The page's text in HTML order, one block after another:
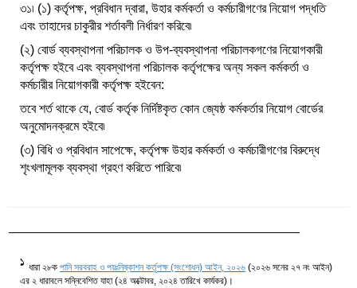
৩১৷ (১) কর্তৃপক্ষ, প্রবিধান দ্বারা, উহার কর্মকর্তা ও কর্মচারীগণের নিয়োগ পদ্ধতি
এবং তাহাদের চাকুরীর শর্তাবলী নির্ধারণ করিবে৷
(২) বোর্ড ব্যবস্থাপনা পরিচালক ও উপ-ব্যবস্থাপনা পরিচালকগণের নিয়োগকারী
কর্তৃপক্ষ হইবে এবং ব্যবস্থাপনা পরিচালক কর্তৃপক্ষের অন্য সকল কর্মকর্তা ও
কর্মচারীর নিয়োগকারী কর্তৃপক্ষ হইবেন:
তবে শর্ত থাকে যে, বোর্ড কর্তৃক নির্দিষ্টকৃত কোন জ্যেষ্ঠ কর্মকর্তার নিয়োগ বোর্ডের
অনুমোদনক্রমে হইবে৷
(৩) বিধি ও প্রবিধান সাপেক্ষে, কর্তৃপক্ষ উহার কর্মকর্তা ও কর্মচারীগণের বিরুদ্ধে
শৃংখলামূলক ব্যবস্থা গ্রহণ করিতে পারিবে৷
1 ধারা ২৮ক পানি সরবরাহ ও পয়ঃনিষ্কাশন কর্তৃপক্ষ (সংশোধন) আইন, ২০২৬ (২০২৬ সনের ২৭ নং আইন)
এর ২ ধারাবলে সন্নিবেশিত যাহা (২৪ অক্টোবর, ২০২৪ তারিখে কার্যকর)।